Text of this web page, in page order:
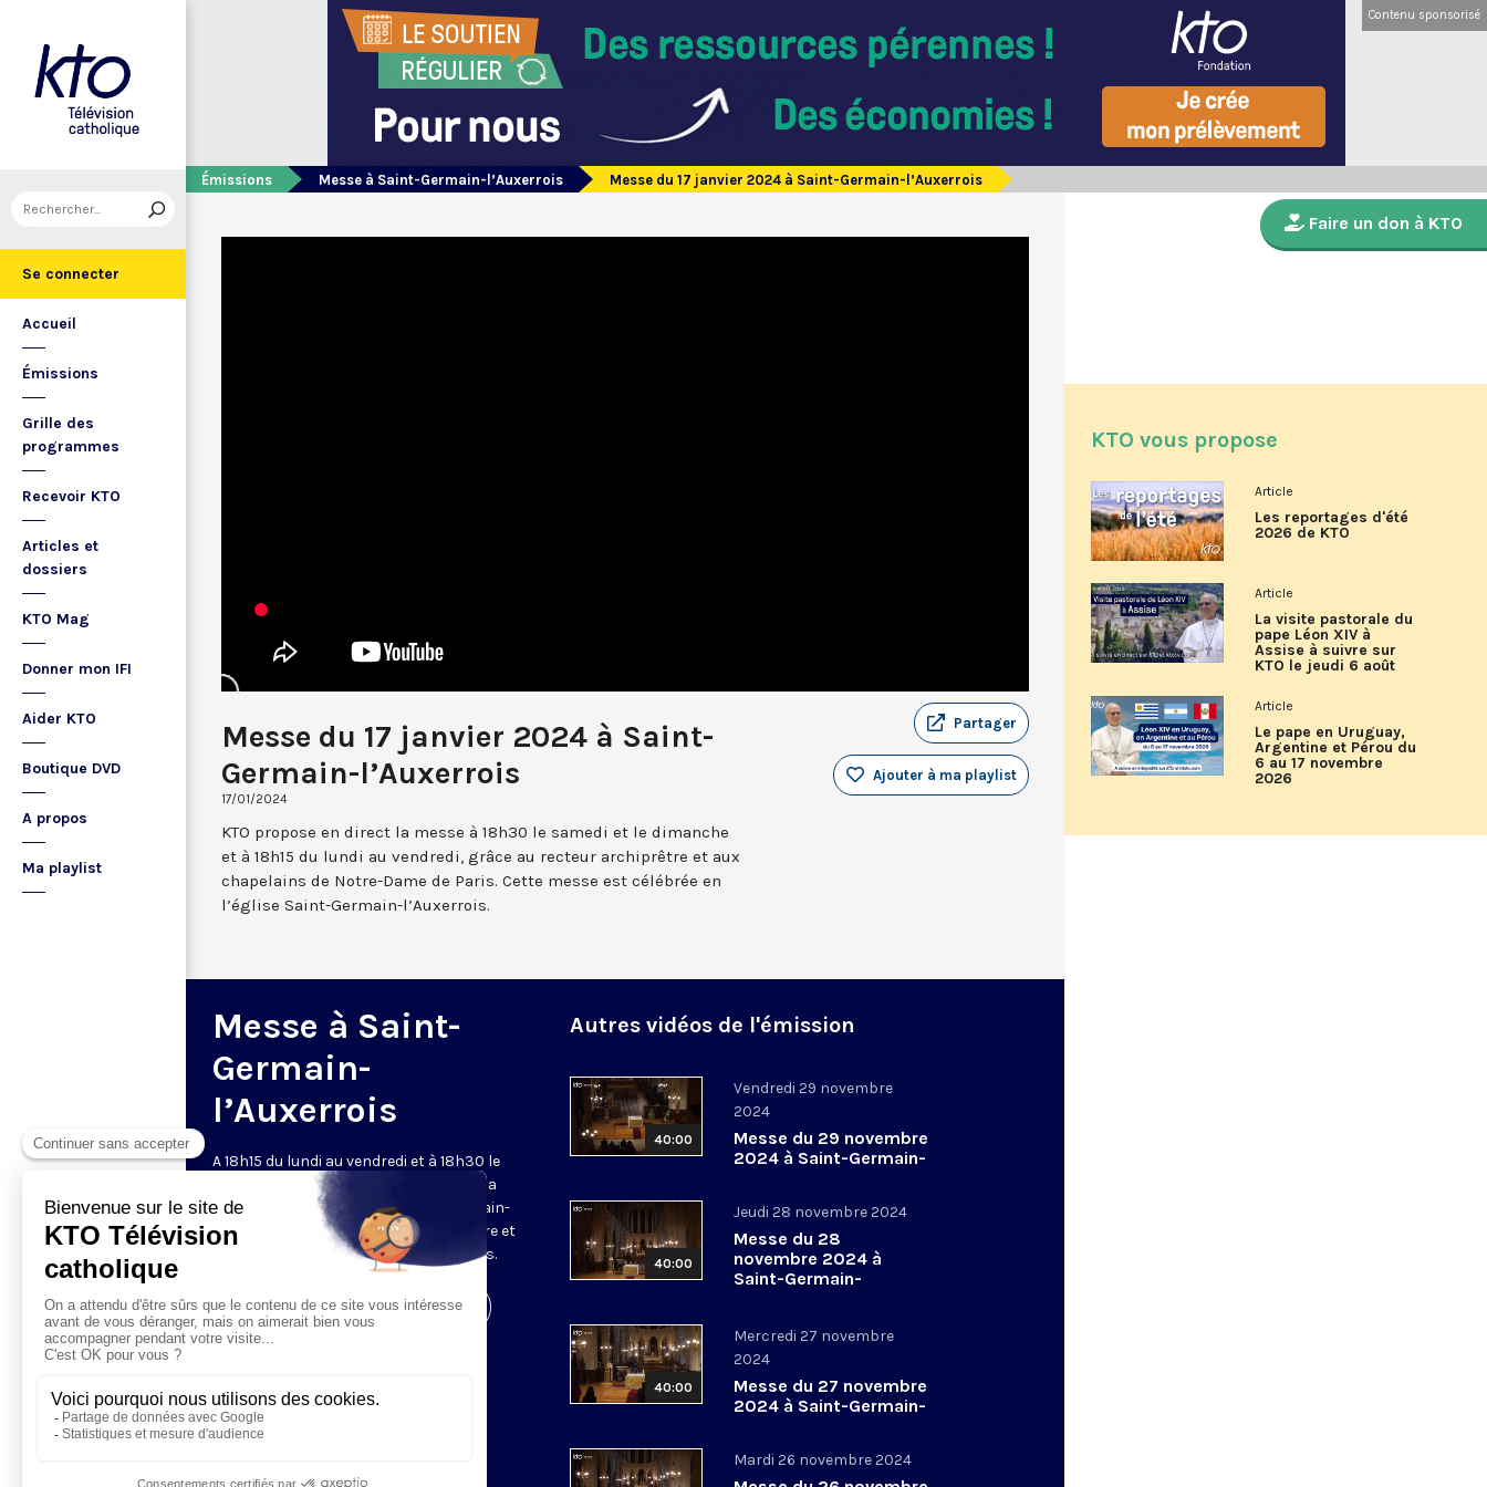
Se connecter
Accueil
Émissions
Grille des
programmes
Recevoir KTO
Articles et
dossiers
KTO Mag
Donner mon IFI
Aider KTO
Boutique DVD
A propos
Ma playlist
Contenu sponsorisé
Émissions Messe à Saint-Germain-l’Auxerrois Messe du 17 janvier 2024 à Saint-Germain-l’Auxerrois
Messe du 17 janvier 2024 à Saint-
Germain-l’Auxerrois
17/01/2024
Partager
Ajouter à ma playlist
KTO propose en direct la messe à 18h30 le samedi et le dimanche
et à 18h15 du lundi au vendredi, grâce au recteur archiprêtre et aux
chapelains de Notre-Dame de Paris. Cette messe est célébrée en
l’église Saint-Germain-l’Auxerrois.
Messe à Saint-
Germain-
l’Auxerrois
A 18h15 du lundi au vendredi et à 18h30 le
samedi et dimanche, KTO retransmet la
messe en direct de l'église Saint-Germain-
l'Auxerrois, grâce au recteur archiprêtre et
aux chapelains de Notre-Dame de Paris.
Visiter la page de l'émission
Autres vidéos de l'émission
40:00
Vendredi 29 novembre
2024
Messe du 29 novembre
2024 à Saint-Germain-
40:00
Jeudi 28 novembre 2024
Messe du 28
novembre 2024 à
Saint-Germain-
40:00
Mercredi 27 novembre
2024
Messe du 27 novembre
2024 à Saint-Germain-
Mardi 26 novembre 2024
Faire un don à KTO
KTO vous propose
Article
Les reportages d'été
2026 de KTO
Article
La visite pastorale du
pape Léon XIV à
Assise à suivre sur
KTO le jeudi 6 août
Article
Le pape en Uruguay,
Argentine et Pérou du
6 au 17 novembre
2026